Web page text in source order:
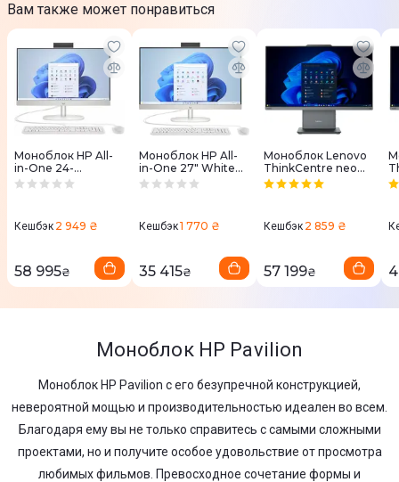
Вам также может понравиться
Моноблок HP All-
in-One 24-
ct2005ua White
Кешбэк 2 949 ₴
58 995₴
Моноблок HP All-
in-One 27" White
(A45E2EA)
Кешбэк1 770 ₴
35 415₴
Моноблок Lenovo
ThinkCentre neo
50a 24 Gen 5 Luna
Grey (12SC000RUI)
Кешбэк 2 859 ₴
57 199₴
Моноблок HP Pavilion
Моноблок HP Pavilion с его безупречной конструкцией,
невероятной мощью и производительностью идеален во всем.
Благодаря ему вы не только справитесь с самыми сложными
проектами, но и получите особое удовольствие от просмотра
любимых фильмов. Превосходное сочетание формы и